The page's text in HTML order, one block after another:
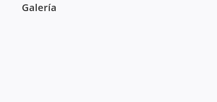
Galería